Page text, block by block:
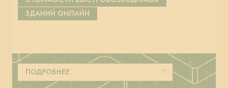
ЗДАНИЙ ОНЛАЙН
ПОДРОБНЕЕ